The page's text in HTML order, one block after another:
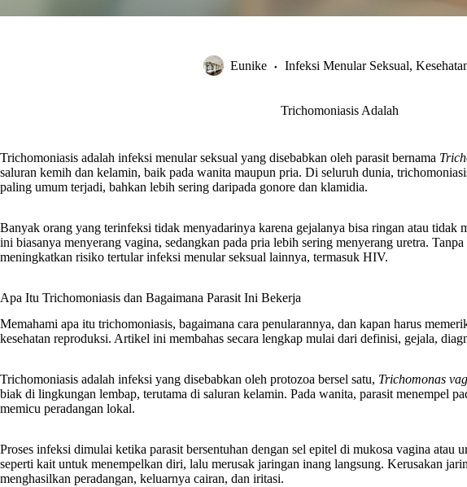
Eunike Infeksi Menular Seksual,
Trichomoniasis Adalah
Trichomoniasis adalah infeksi menular seksual yang disebabkan oleh parasit bernama
saluran kemih dan kelamin, baik pada wanita maupun pria. Di seluruh dunia,
paling umum terjadi, bahkan lebih sering daripada gonore dan klamidia.
Banyak orang yang terinfeksi tidak menyadarinya karena gejalanya bisa ringan atau tidak
ini biasanya menyerang vagina, sedangkan pada pria lebih sering menyerang uretra.
meningkatkan risiko tertular infeksi menular seksual lainnya, termasuk HIV.
Apa Itu Trichomoniasis dan Bagaimana Parasit Ini Bekerja
Memahami apa itu trichomoniasis, bagaimana cara penularannya, dan kapan harus
kesehatan reproduksi. Artikel ini membahas secara lengkap mulai dari definisi, gejala,
Trichomoniasis adalah infeksi yang disebabkan oleh protozoa bersel satu, Trichomonas
biak di lingkungan lembap, terutama di saluran kelamin. Pada wanita, parasit menempel
memicu peradangan lokal.
Proses infeksi dimulai ketika parasit bersentuhan dengan sel epitel di mukosa vagina atau
seperti kait untuk menempelkan diri, lalu merusak jaringan inang langsung. Kerusakan
menghasilkan peradangan, keluarnya cairan, dan iritasi.